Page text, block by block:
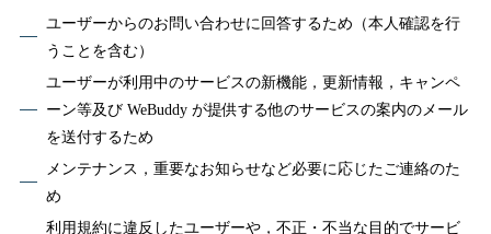
ユーザーからのお問い合わせに回答するため（本人確認を行
うことを含む）
ユーザーが利用中のサービスの新機能，更新情報，キャンペ
ーン等及び WeBuddy が提供する他のサービスの案内のメール
を送付するため
メンテナンス，重要なお知らせなど必要に応じたご連絡のた
め
利用規約に違反したユーザーや，不正・不当な目的でサービ